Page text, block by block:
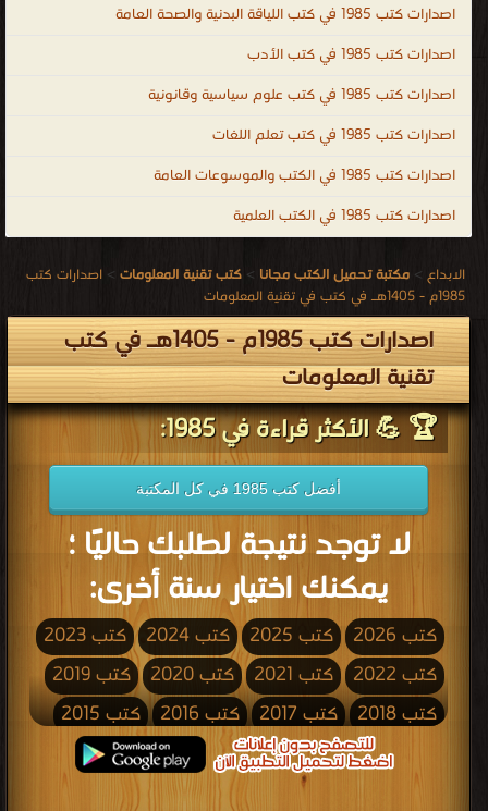
اصدارات كتب 1985 في كتب اللياقة البدنية والصحة العامة
اصدارات كتب 1985 في كتب الأدب
اصدارات كتب 1985 في كتب علوم سياسية وقانونية
اصدارات كتب 1985 في كتب تعلم اللغات
اصدارات كتب 1985 في الكتب والموسوعات العامة
اصدارات كتب 1985 في الكتب العلمية
الابداع > مكتبة تحميل الكتب مجانا > كتب تقنية المعلومات > اصدارات كتب
1985م - 1405هـ في كتب في تقنية المعلومات
اصدارات كتب 1985م - 1405هـ في كتب
تقنية المعلومات
🏆 💪 الأكثر قراءة في 1985:
أفضل كتب 1985 في كل المكتبة
لا توجد نتيجة لطلبك حاليًا ؛
يمكنك اختيار سنة أخرى:
كتب 2026 كتب 2025 كتب 2024
كتب 2023
كتب 2022
كتب 2021 كتب 2020
كتب 2019
كتب 2018
كتب 2017 كتب 2016
كتب 2015
كتب 2013 كتب 2012
كتب 2011
كتب 2009 كتب 2008